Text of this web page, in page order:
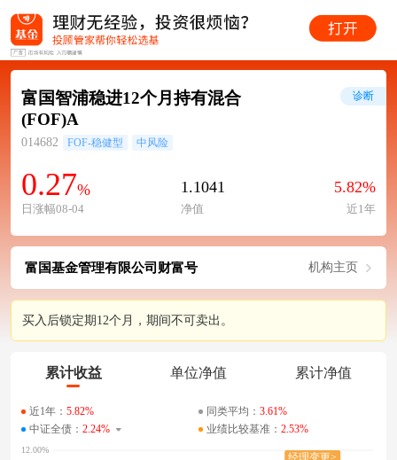
富国智浦稳进12个月持有混合
(FOF)A
014682 FOF-稳健型 中风险
0.27%
日涨幅08-04
1.1041
净值
5.82%
近1年
诊断
富国基金管理有限公司财富号 机构主页
买入后锁定期12个月，期间不可卖出。
累计收益 单位净值 累计净值
近1年： 5.82% 同类平均： 3.61%
中证全债： 2.24% 业绩比较基准： 2.53%